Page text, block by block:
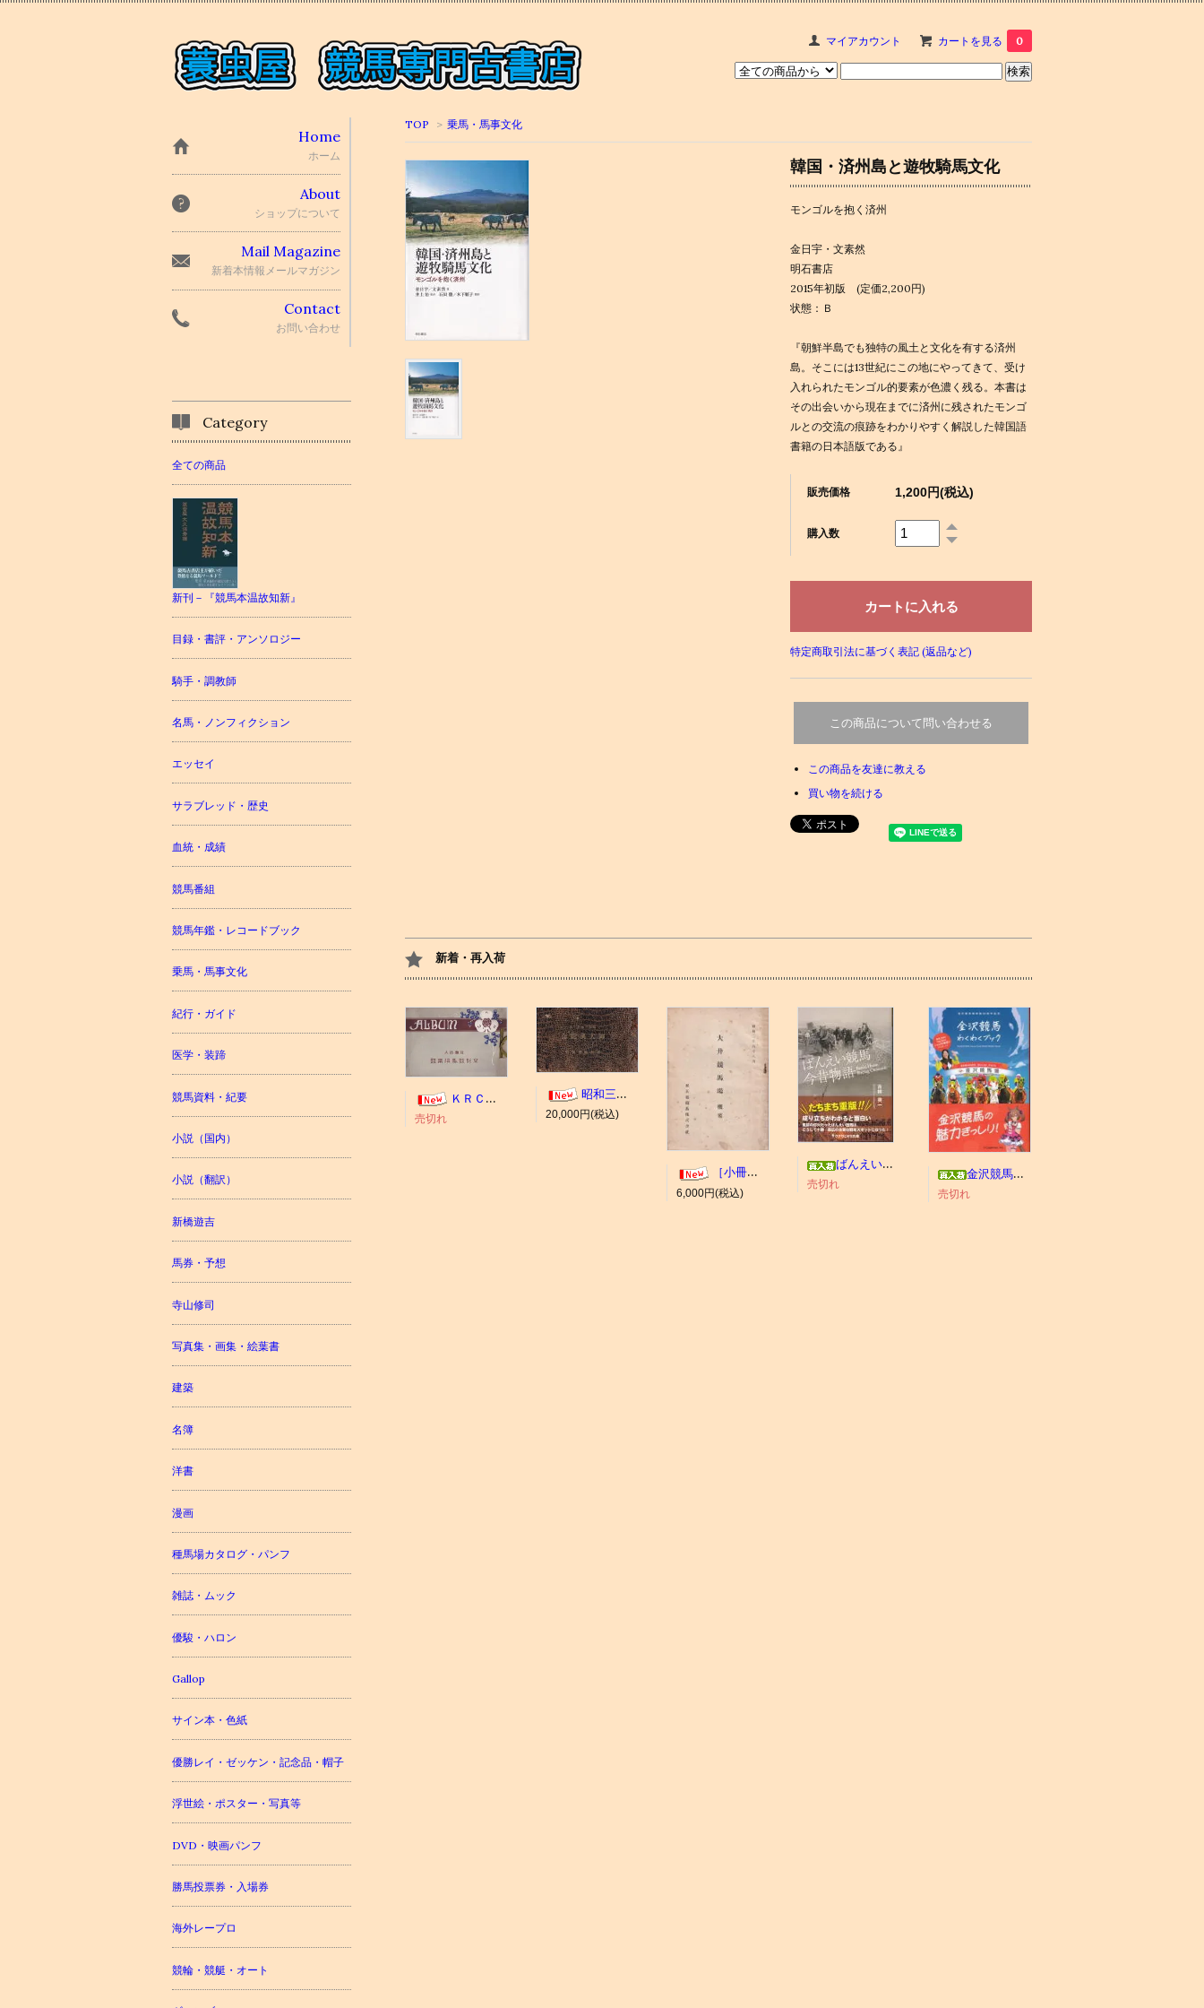
マイアカウント カートを見る 0
TOP > 乗馬・馬事文化
韓国・済州島と遊牧騎馬文化
モンゴルを抱く済州
金日宇・文素然
明石書店
2015年初版 (定価2,200円)
状態：Ｂ
『朝鮮半島でも独特の風土と文化を有する済州
島。そこには13世紀にこの地にやってきて、受け
入れられたモンゴル的要素が色濃く残る。本書は
その出会いから現在までに済州に残されたモンゴ
ルとの交流の痕跡をわかりやすく解説した韓国語
書籍の日本語版である』
販売価格 1,200円(税込)
購入数
特定商取引法に基づく表記 (返品など)
この商品について問い合わせる
この商品を友達に教える
買い物を続ける
新着・再入荷
ＫＲＣ ＡＬＢＵＭ（京都競馬場写真帖）
売切れ
昭和三年十一月 御大典記念
20,000円(税込)
［小冊子］大井競馬場 概要
6,000円(税込)
ばんえい競馬今昔物語
売切れ
金沢競馬わくわくブック
売切れ
Home
ホーム
About
ショップについて
Mail Magazine
新着本情報メールマガジン
Contact
お問い合わせ
Category
全ての商品
新刊－『競馬本温故知新』
目録・書評・アンソロジー
騎手・調教師
名馬・ノンフィクション
エッセイ
サラブレッド・歴史
血統・成績
競馬番組
競馬年鑑・レコードブック
乗馬・馬事文化
紀行・ガイド
医学・装蹄
競馬資料・紀要
小説（国内）
小説（翻訳）
新橋遊吉
馬券・予想
寺山修司
写真集・画集・絵葉書
建築
名簿
洋書
漫画
種馬場カタログ・パンフ
雑誌・ムック
優駿・ハロン
Gallop
サイン本・色紙
優勝レイ・ゼッケン・記念品・帽子
浮世絵・ポスター・写真等
DVD・映画パンフ
勝馬投票券・入場券
海外レープロ
競輪・競艇・オート